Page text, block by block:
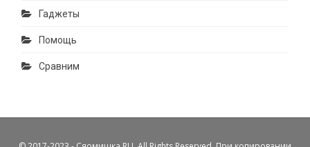
Гаджеты
Помощь
Сравним